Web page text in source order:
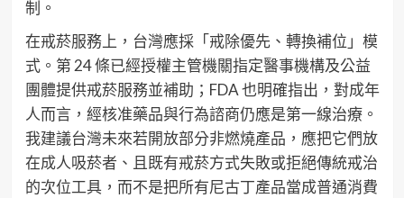
制。
在戒菸服務上，台灣應採「戒除優先、轉換補位」模
式。第 24 條已經授權主管機關指定醫事機構及公益
團體提供戒菸服務並補助；FDA 也明確指出，對成年
人而言，經核准藥品與行為諮商仍應是第一線治療。
我建議台灣未來若開放部分非燃燒產品，應把它們放
在成人吸菸者、且既有戒菸方式失敗或拒絕傳統戒治
的次位工具，而不是把所有尼古丁產品當成普通消費